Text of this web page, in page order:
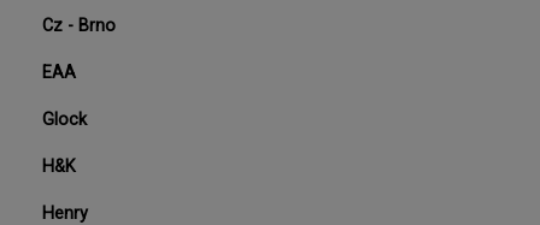
Cz - Brno
EAA
Glock
H&K
Henry